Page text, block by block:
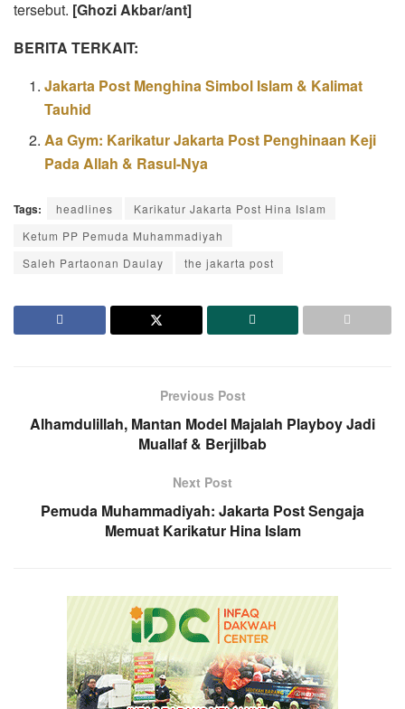
tersebut. [Ghozi Akbar/ant]
BERITA TERKAIT:
Jakarta Post Menghina Simbol Islam & Kalimat
Tauhid
Aa Gym: Karikatur Jakarta Post Penghinaan Keji
Pada Allah & Rasul-Nya
Tags: headlines
Karikatur Jakarta Post Hina Islam
Ketum PP Pemuda Muhammadiyah
Saleh Partaonan Daulay
the jakarta post
Previous Post
Alhamdulillah, Mantan Model Majalah Playboy Jadi
Muallaf & Berjilbab
Next Post
Pemuda Muhammadiyah: Jakarta Post Sengaja
Memuat Karikatur Hina Islam